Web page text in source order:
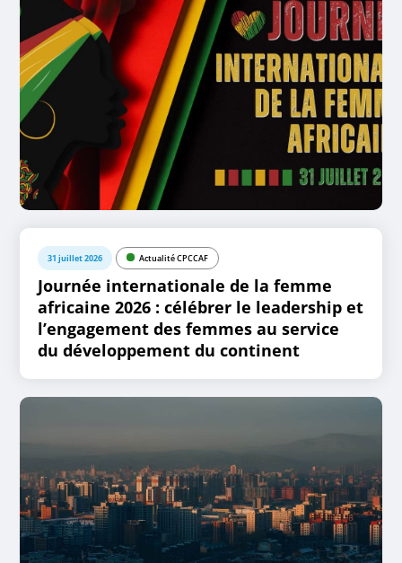
31 juillet 2026 Actualité CPCCAF
Journée internationale de la femme
africaine 2026 : célébrer le leadership et
l’engagement des femmes au service
du développement du continent